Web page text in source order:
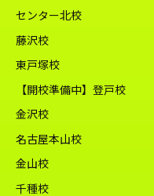
センター北校
藤沢校
東戸塚校
【開校準備中】登戸校
金沢校
名古屋本山校
金山校
千種校